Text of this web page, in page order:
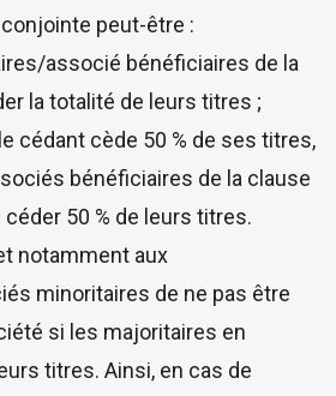
peut-être :
associé bénéficiaires de la
la totalité de leurs titres ;
cédant cède 50 % de ses titres,
bénéficiaires de la clause
50 % de leurs titres.
notamment aux
minoritaires de ne pas être
si les majoritaires en
titres. Ainsi, en cas de